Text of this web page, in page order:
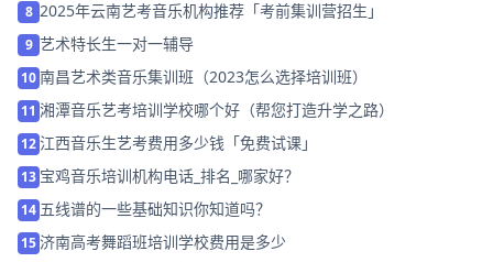
8 2025年云南艺考音乐机构推荐「考前集训营招生」
9 艺术特长生一对一辅导
10南昌艺术类音乐集训班（2023怎么选择培训班）
11 湘潭音乐艺考培训学校哪个好（帮您打造升学之路）
12江西音乐生艺考费用多少钱「免费试课」
13 宝鸡音乐培训机构电话_排名_哪家好？
14 五线谱的一些基础知识你知道吗？
15 济南高考舞蹈班培训学校费用是多少